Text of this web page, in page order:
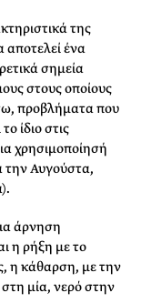
της
ένα
σημεία
στους οποίους
προβλήματα που
ίδιο στις
χρησιμοποίησή
την Αυγούστα,
άρνηση
η ρήξη με το
η κάθαρση, με την
μία, νερό στην